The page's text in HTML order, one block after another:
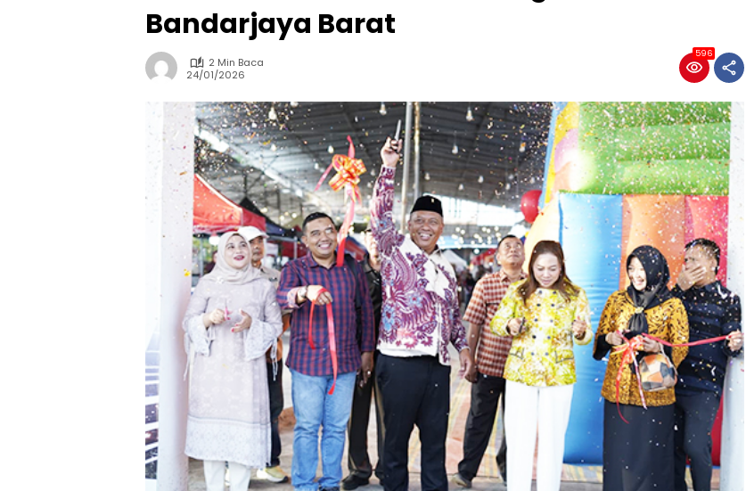
Bandarjaya Barat
2 Min Baca
24/01/2026
596